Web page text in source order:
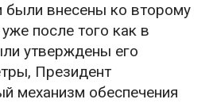
были внесены ко второму
после того как в
утверждены его
Президент
механизм обеспечения